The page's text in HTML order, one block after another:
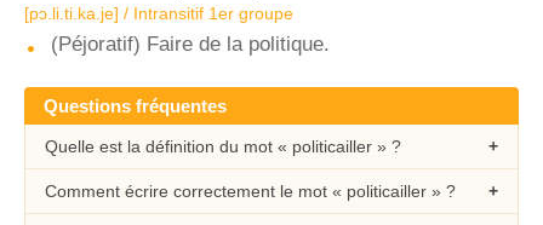
[pɔ.li.ti.ka.je] / Intransitif 1er groupe
(Péjoratif) Faire de la politique.
Questions fréquentes
Quelle est la définition du mot « politicailler » ?
Comment écrire correctement le mot « politicailler » ?